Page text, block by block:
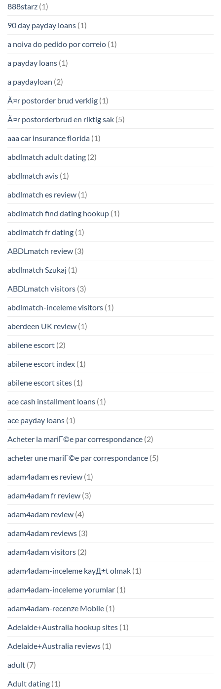
888starz (1)
90 day payday loans (1)
a noiva do pedido por correio (1)
a payday loans (1)
a paydayloan (2)
Ã¤r postorder brud verklig (1)
Ã¤r postorderbrud en riktig sak (5)
aaa car insurance florida (1)
abdlmatch adult dating (2)
abdlmatch avis (1)
abdlmatch es review (1)
abdlmatch find dating hookup (1)
abdlmatch fr dating (1)
ABDLmatch review (3)
abdlmatch Szukaj (1)
ABDLmatch visitors (3)
abdlmatch-inceleme visitors (1)
aberdeen UK review (1)
abilene escort (2)
abilene escort index (1)
abilene escort sites (1)
ace cash installment loans (1)
ace payday loans (1)
Acheter la mariГ©e par correspondance (2)
acheter une mariГ©e par correspondance (5)
adam4adam es review (1)
adam4adam fr review (3)
adam4adam review (4)
adam4adam reviews (3)
adam4adam visitors (2)
adam4adam-inceleme kayД±t olmak (1)
adam4adam-inceleme yorumlar (1)
adam4adam-recenze Mobile (1)
Adelaide+Australia hookup sites (1)
Adelaide+Australia reviews (1)
adult (7)
Adult dating (1)